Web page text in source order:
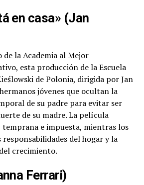
en casa» (Jan
de la Academia al Mejor
esta producción de la Escuela
de Polonia, dirigida por Jan
jóvenes que ocultan la
de su padre para evitar ser
de su madre. La película
e impuesta, mientras los
del hogar y la
crecimiento.
Ferrari)